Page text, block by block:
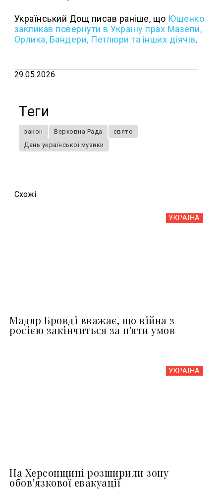
Український Дощ писав раніше, що Ющенко
закликав повернути в Україну прах Мазепи,
Орлика, Бандери, Петлюри та інших діячів.
29.05.2026
Теги
закон Верховна Рада
свято
День української музики
Схожi
УКРАЇНА
Мадяр Бровді вважає, що війна з
росією закінчиться за п'яти умов
УКРАЇНА
На Херсонщині розширили зону
обов’язкової евакуації